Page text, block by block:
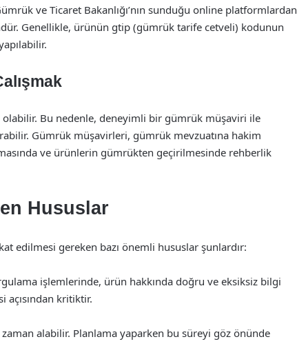
ve Ticaret Bakanlığı’nın sunduğu online platformlardan
Genellikle, ürünün gtip (gümrük tarife cetveli) kodunun
olabilir. Bu nedenle, deneyimli bir gümrük müşaviri ile
Gümrük müşavirleri, gümrük mevzuatına hakim
ve ürünlerin gümrükten geçirilmesinde rehberlik
Hususlar
edilmesi gereken bazı önemli hususlar şunlardır:
işlemlerinde, ürün hakkında doğru ve eksiksiz bilgi
açısından kritiktir.
alabilir. Planlama yaparken bu süreyi göz önünde